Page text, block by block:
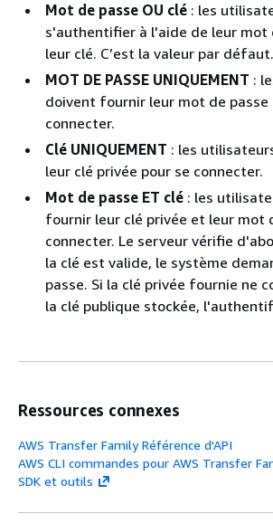
Mot de passe OU clé : les
s'authentifier à l'aide de leur mot
leur clé. C’est la valeur par défaut.
MOT DE PASSE UNIQUEMENT :
doivent fournir leur mot de passe
connecter.
Clé UNIQUEMENT : les
leur clé privée pour se connecter.
Mot de passe ET clé : les
fournir leur clé privée et leur mot
connecter. Le serveur vérifie
la clé est valide, le système
passe. Si la clé privée fournie ne
la clé publique stockée,
Ressources connexes
AWS Transfer Family Référence d'API
AWS CLI commandes pour AWS Transfer
SDK et outils